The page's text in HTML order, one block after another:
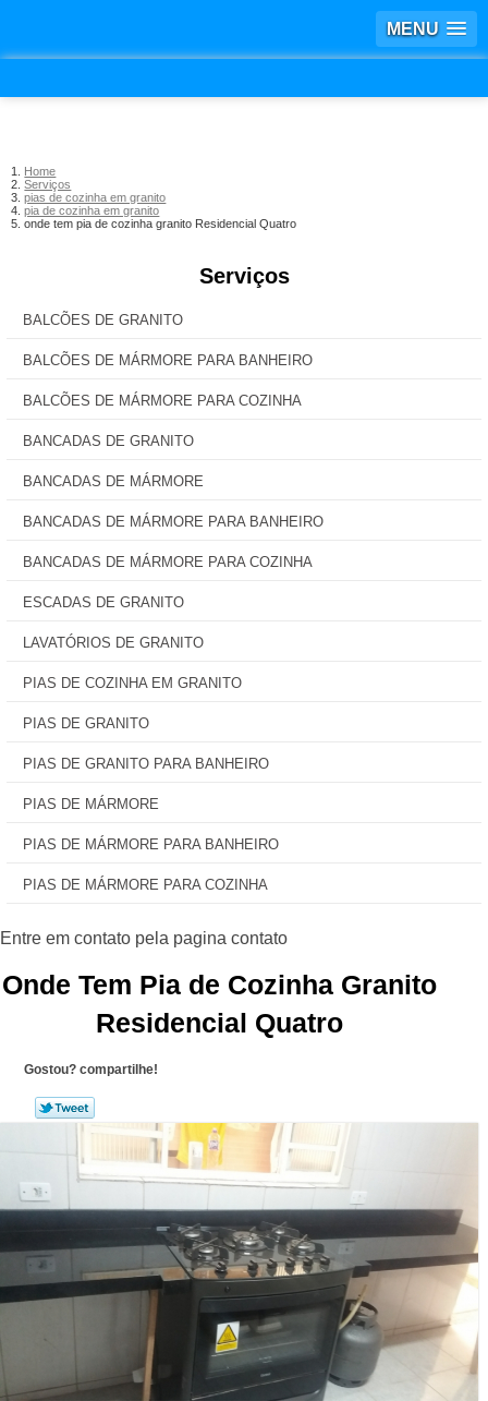
MENU
Home
Serviços
pias de cozinha em granito
pia de cozinha em granito
onde tem pia de cozinha granito Residencial Quatro
Serviços
BALCÕES DE GRANITO
BALCÕES DE MÁRMORE PARA BANHEIRO
BALCÕES DE MÁRMORE PARA COZINHA
BANCADAS DE GRANITO
BANCADAS DE MÁRMORE
BANCADAS DE MÁRMORE PARA BANHEIRO
BANCADAS DE MÁRMORE PARA COZINHA
ESCADAS DE GRANITO
LAVATÓRIOS DE GRANITO
PIAS DE COZINHA EM GRANITO
PIAS DE GRANITO
PIAS DE GRANITO PARA BANHEIRO
PIAS DE MÁRMORE
PIAS DE MÁRMORE PARA BANHEIRO
PIAS DE MÁRMORE PARA COZINHA
Onde Tem Pia de Cozinha Granito
Residencial Quatro
Gostou? compartilhe!